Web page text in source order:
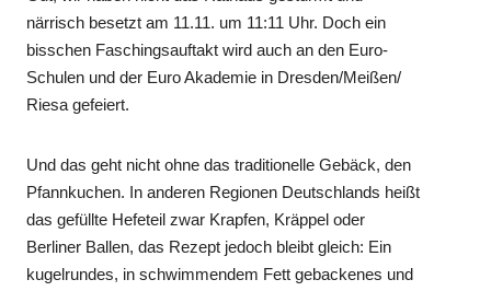
närrisch besetzt am 11.11. um 11:11 Uhr. Doch ein
bisschen Faschingsauftakt wird auch an den Euro-
Schulen und der Euro Akademie in Dresden/Meißen/
Riesa gefeiert.
Und das geht nicht ohne das traditionelle Gebäck, den
Pfannkuchen. In anderen Regionen Deutschlands heißt
das gefüllte Hefeteil zwar Krapfen, Kräppel oder
Berliner Ballen, das Rezept jedoch bleibt gleich: Ein
kugelrundes, in schwimmendem Fett gebackenes und